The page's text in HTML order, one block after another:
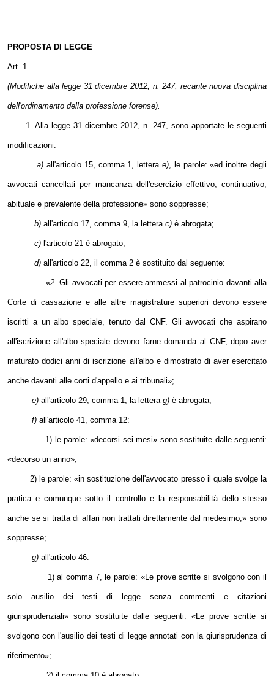
PROPOSTA DI LEGGE
Art. 1.
(Modifiche alla legge 31 dicembre 2012, n. 247, recante nuova disciplina
dell'ordinamento della professione forense).
1. Alla legge 31 dicembre 2012, n. 247, sono apportate le seguenti
modificazioni:
a) all'articolo 15, comma 1, lettera e), le parole: «ed inoltre degli
avvocati cancellati per mancanza dell'esercizio effettivo, continuativo,
abituale e prevalente della professione» sono soppresse;
b) all'articolo 17, comma 9, la lettera c) è abrogata;
c) l'articolo 21 è abrogato;
d) all'articolo 22, il comma 2 è sostituito dal seguente:
«2. Gli avvocati per essere ammessi al patrocinio davanti alla
Corte di cassazione e alle altre magistrature superiori devono essere
iscritti a un albo speciale, tenuto dal CNF. Gli avvocati che aspirano
all'iscrizione all'albo speciale devono farne domanda al CNF, dopo aver
maturato dodici anni di iscrizione all'albo e dimostrato di aver esercitato
anche davanti alle corti d'appello e ai tribunali»;
e) all'articolo 29, comma 1, la lettera g) è abrogata;
f) all'articolo 41, comma 12:
1) le parole: «decorsi sei mesi» sono sostituite dalle seguenti:
«decorso un anno»;
2) le parole: «in sostituzione dell'avvocato presso il quale svolge la
pratica e comunque sotto il controllo e la responsabilità dello stesso
anche se si tratta di affari non trattati direttamente dal medesimo,» sono
soppresse;
g) all'articolo 46:
1) al comma 7, le parole: «Le prove scritte si svolgono con il
solo ausilio dei testi di legge senza commenti e citazioni
giurisprudenziali» sono sostituite dalle seguenti: «Le prove scritte si
svolgono con l'ausilio dei testi di legge annotati con la giurisprudenza di
riferimento»;